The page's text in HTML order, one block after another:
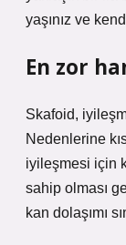
yaşınız ve
En zor
Skafoid,
Nedenlerine
iyileşmesi için
sahip olması
kan dolaşımı